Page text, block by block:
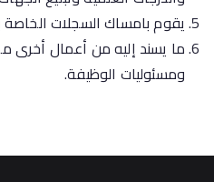
يقوم بامساك السجلات الخاصة
ما يسند إليه من أعمال أخرى
ومسئوليات الوظيفة.